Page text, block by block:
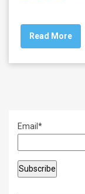
c
e
b
k
tt
er
Read More
Email*